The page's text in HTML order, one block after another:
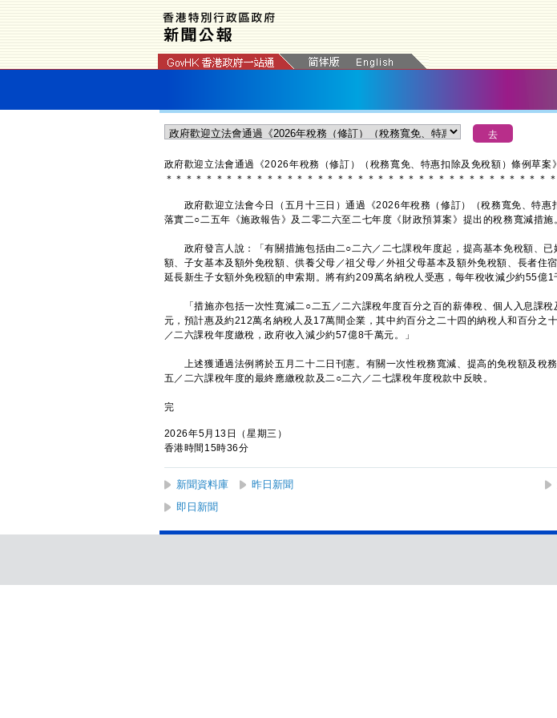
政府歡迎立法會通過《2026年稅務（修訂）（稅務寬免、特惠扣除及免稅額）條例草案》
＊ ＊ ＊ ＊ ＊ ＊ ＊ ＊ ＊ ＊ ＊ ＊ ＊ ＊ ＊ ＊ ＊ ＊ ＊ ＊ ＊ ＊ ＊ ＊ ＊ ＊ ＊ ＊ ＊ ＊ ＊ ＊ ＊ ＊ ＊ ＊ ＊ ＊ ＊
政府歡迎立法會今日（五月十三日）通過《2026年稅務（修訂）（稅務寬免、特惠
落實二○二五年《施政報告》及二零二六至二七年度《財政預算案》提出的稅務寬減措施
政府發言人說：「有關措施包括由二○二六／二七課稅年度起，提高基本免稅額、已
額、子女基本及額外免稅額、供養父母／祖父母／外祖父母基本及額外免稅額、長者住
延長新生子女額外免稅額的申索期。將有約209萬名納稅人受惠，每年稅收減少約55億1
「措施亦包括一次性寬減二○二五／二六課稅年度百分之百的薪俸稅、個人入息課稅
元，預計惠及約212萬名納稅人及17萬間企業，其中約百分之二十四的納稅人和百分之
／二六課稅年度繳稅，政府收入減少約57億8千萬元。」
上述獲通過法例將於五月二十二日刊憲。有關一次性稅務寬減、提高的免稅額及稅
五／二六課稅年度的最終應繳稅款及二○二六／二七課稅年度稅款中反映。
完
2026年5月13日（星期三）
香港時間15時36分
新聞資料庫 昨日新聞
即日新聞